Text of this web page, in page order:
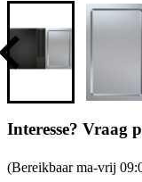
Interesse? Vraag
(Bereikbaar ma-vrij